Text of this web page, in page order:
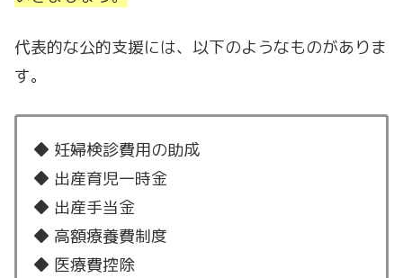
代表的な公的支援には、以下のようなものがありま
す。
◆ 妊婦検診費用の助成
◆ 出産育児一時金
◆ 出産手当金
◆ 高額療養費制度
◆ 医療費控除